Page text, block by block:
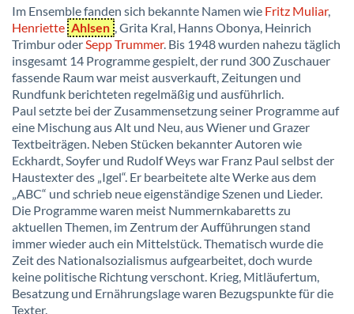
Im Ensemble fanden sich bekannte Namen wie Fritz Muliar,
Henriette Ahlsen , Grita Kral, Hanns Obonya, Heinrich
Trimbur oderSepp Trummer. Bis 1948 wurden nahezu täglich
insgesamt 14 Programme gespielt, der rund 300 Zuschauer
fassende Raum war meist ausverkauft, Zeitungen und
Rundfunk berichteten regelmäßig und ausführlich.
Paul setzte bei der Zusammensetzung seiner Programme auf
eine Mischung aus Alt und Neu, aus Wiener und Grazer
Textbeiträgen. Neben Stücken bekannter Autoren wie
Eckhardt, Soyfer und Rudolf Weys war Franz Paul selbst der
Haustexter des „Igel“. Er bearbeitete alte Werke aus dem
„ABC“ und schrieb neue eigenständige Szenen und Lieder.
Die Programme waren meist Nummernkabaretts zu
aktuellen Themen, im Zentrum der Aufführungen stand
immer wieder auch ein Mittelstück. Thematisch wurde die
Zeit des Nationalsozialismus aufgearbeitet, doch wurde
keine politische Richtung verschont. Krieg, Mitläufertum,
Besatzung und Ernährungslage waren Bezugspunkte für die
Texter.